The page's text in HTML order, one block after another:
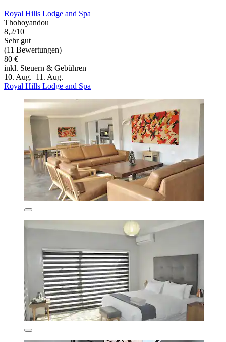
Royal Hills Lodge and Spa
Thohoyandou
8,2/10
Sehr gut
(11 Bewertungen)
80 €
inkl. Steuern & Gebühren
10. Aug.–11. Aug.
Royal Hills Lodge and Spa